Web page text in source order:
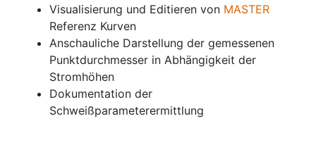
Visualisierung und Editieren von MASTER
Referenz Kurven
Anschauliche Darstellung der gemessenen
Punktdurchmesser in Abhängigkeit der
Stromhöhen
Dokumentation der
Schweißparameterermittlung